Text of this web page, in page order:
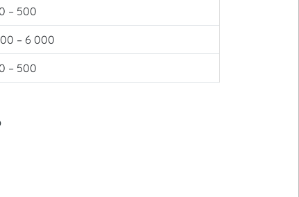
– 500
– 6 000
– 500